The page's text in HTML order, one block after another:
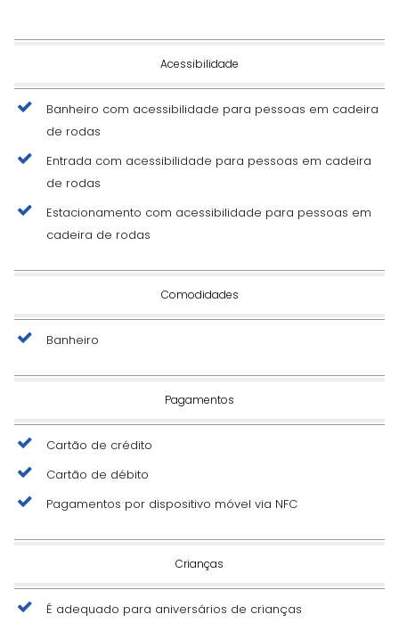
Acessibilidade
Banheiro com acessibilidade para pessoas em cadeira
de rodas
Entrada com acessibilidade para pessoas em cadeira
de rodas
Estacionamento com acessibilidade para pessoas em
cadeira de rodas
Comodidades
Banheiro
Pagamentos
Cartão de crédito
Cartão de débito
Pagamentos por dispositivo móvel via NFC
Crianças
É adequado para aniversários de crianças